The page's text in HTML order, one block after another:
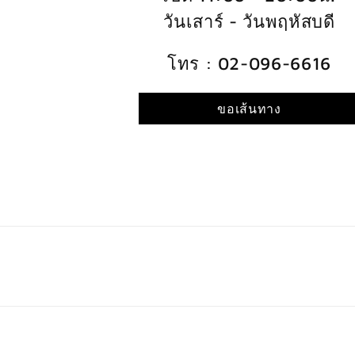
วันเสาร์ - วันพฤหัสบดี
โทร : 02-096-6616
ขอเส้นทาง